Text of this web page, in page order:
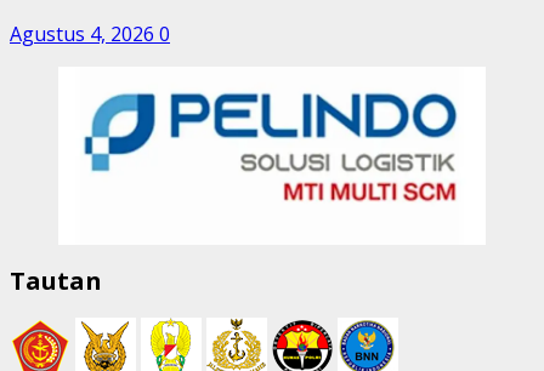
Agustus 4, 2026 0
Tautan